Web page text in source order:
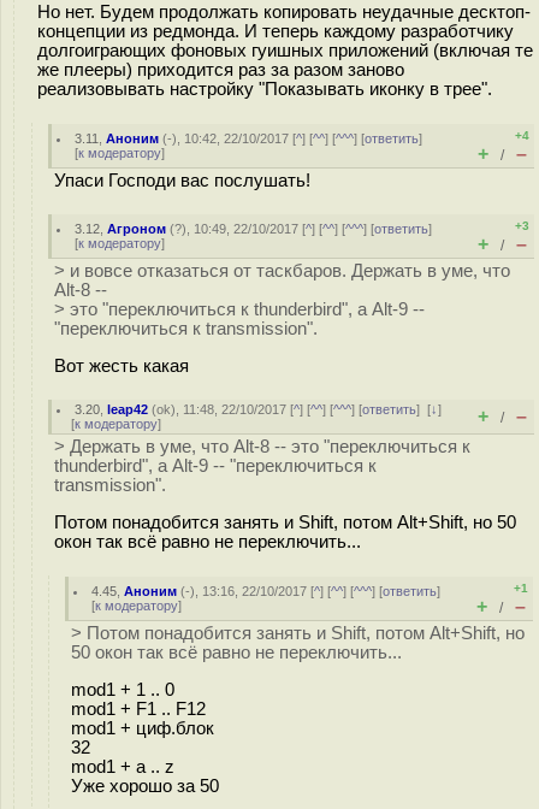
Но нет. Будем продолжать копировать неудачные десктоп-
концепции из редмонда. И теперь каждому разработчику
долгоиграющих фоновых гуишных приложений (включая те
же плееры) приходится раз за разом заново
реализовывать настройку "Показывать иконку в трее".
3.11 ,Аноним (-), 10:42, 22/10/2017 [^] [^^] [^^^] [ответить]
[к модератору]
+4
+ / –
Упаси Господи вас послушать!
3.12 ,Агроном (?), 10:49, 22/10/2017 [^] [^^] [^^^] [ответить]
[к модератору]
+3
+ / –
> и вовсе отказаться от таскбаров. Держать в уме, что
Alt-8 --
> это "переключиться к thunderbird", а Alt-9 --
"переключиться к transmission".
Вот жесть какая
3.20 ,leap42 (ok), 11:48, 22/10/2017 [^] [^^] [^^^] [ответить][↓]
[к модератору] + / –
> Держать в уме, что Alt-8 -- это "переключиться к
thunderbird", а Alt-9 -- "переключиться к
transmission".
Потом понадобится занять и Shift, потом Alt+Shift, но 50
окон так всё равно не переключить...
4.45 ,Аноним (-), 13:16, 22/10/2017 [^] [^^] [^^^] [ответить]
[к модератору]
+1
+ / –
> Потом понадобится занять и Shift, потом Alt+Shift, но
50 окон так всё равно не переключить...
mod1 + 1 .. 0
mod1 + F1 .. F12
mod1 + циф.блок
32
mod1 + a .. z
Уже хорошо за 50